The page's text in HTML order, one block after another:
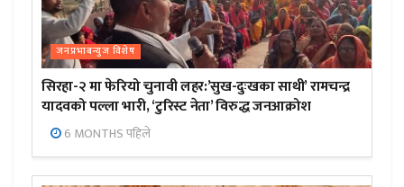
जनप्रभाबन्युज विशेष
सिरहा-२ मा फेरियो चुनावी लहर:’सुख-दुःखका साथी’ रामचन्द्र
यादवको पल्ला भारी, ‘टुरिस्ट नेता’ विरुद्ध जनआक्रोश
6 MONTHS पहिले